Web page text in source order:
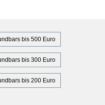
bis 500 Euro
bis 300 Euro
bis 200 Euro